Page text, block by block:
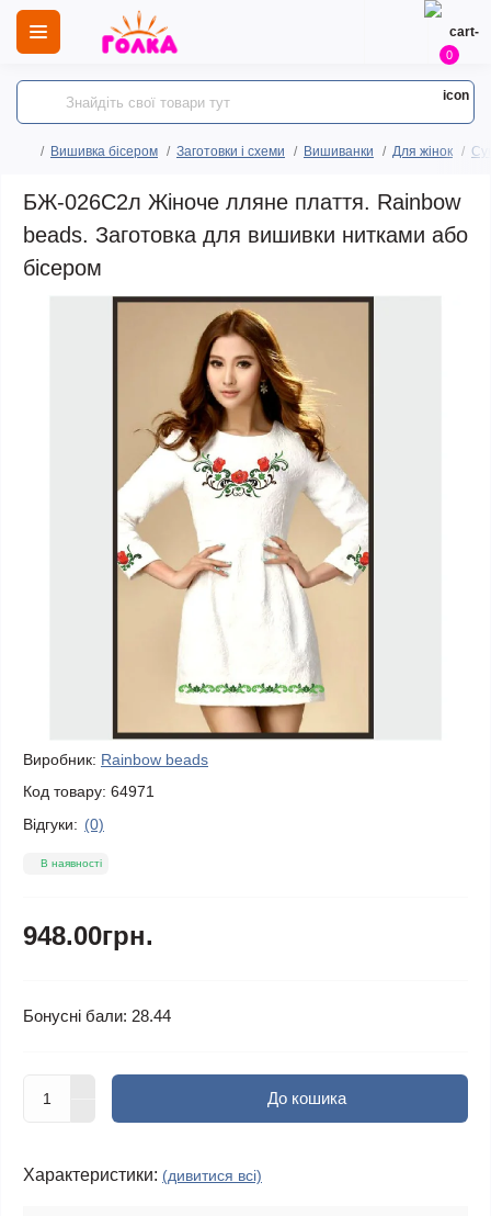
0
Вишивка бісером Заготовки і схеми Вишиванки Для жінок
БЖ-026С2л Жіноче лляне плаття. Rainbow
beads. Заготовка для вишивки нитками або
бісером
Виробник: Rainbow beads
Код товару: 64971
Відгуки: (0)
В наявності
948.00грн.
Бонусні бали: 28.44
До кошика
Характеристики: (дивитися всі)